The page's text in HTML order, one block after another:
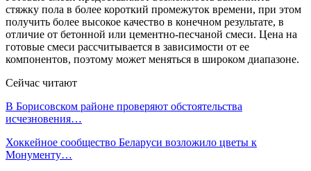
стяжку пола в более короткий промежуток времени, при этом
получить более высокое качество в конечном результате, в
отличие от бетонной или цементно-песчаной смеси. Цена на
готовые смеси рассчитывается в зависимости от ее
компонентов, поэтому может меняться в широком диапазоне.
Сейчас читают
В Борисовском районе проверяют обстоятельства
исчезновения…
Хоккейное сообщество Беларуси возложило цветы к
Монументу…